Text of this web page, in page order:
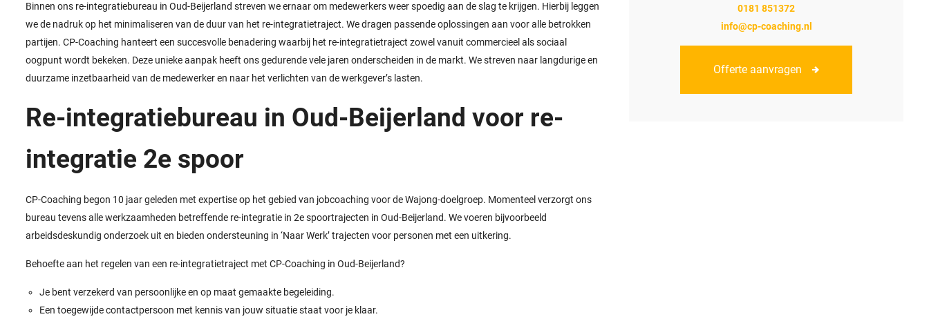
Binnen ons re-integratiebureau in Oud-Beijerland streven we ernaar om medewerkers weer spoedig aan de slag te krijgen. Hierbij leggen
we de nadruk op het minimaliseren van de duur van het re-integratietraject. We dragen passende oplossingen aan voor alle betrokken
partijen. CP-Coaching hanteert een succesvolle benadering waarbij het re-integratietraject zowel vanuit commercieel als sociaal
oogpunt wordt bekeken. Deze unieke aanpak heeft ons gedurende vele jaren onderscheiden in de markt. We streven naar langdurige en
duurzame inzetbaarheid van de medewerker en naar het verlichten van de werkgever’s lasten.
Re-integratiebureau in Oud-Beijerland voor re-
integratie 2e spoor
CP-Coaching begon 10 jaar geleden met expertise op het gebied van jobcoaching voor de Wajong-doelgroep. Momenteel verzorgt ons
bureau tevens alle werkzaamheden betreffende re-integratie in 2e spoortrajecten in Oud-Beijerland. We voeren bijvoorbeeld
arbeidsdeskundig onderzoek uit en bieden ondersteuning in ‘Naar Werk’ trajecten voor personen met een uitkering.
Behoefte aan het regelen van een re-integratietraject met CP-Coaching in Oud-Beijerland?
Je bent verzekerd van persoonlijke en op maat gemaakte begeleiding.
Een toegewijde contactpersoon met kennis van jouw situatie staat voor je klaar.
0181 851372
info@cp-coaching.nl
Offerte aanvragen